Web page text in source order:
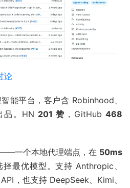
论
智能平台，客户含 Robinhood、
品。HN 201 赞 ，GitHub468
——一个本地代理端点，在 50ms
最优模型。支持 Anthropic、
，也支持 DeepSeek、Kimi、